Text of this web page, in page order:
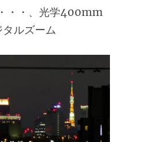
・・、光学400mm
ルズーム